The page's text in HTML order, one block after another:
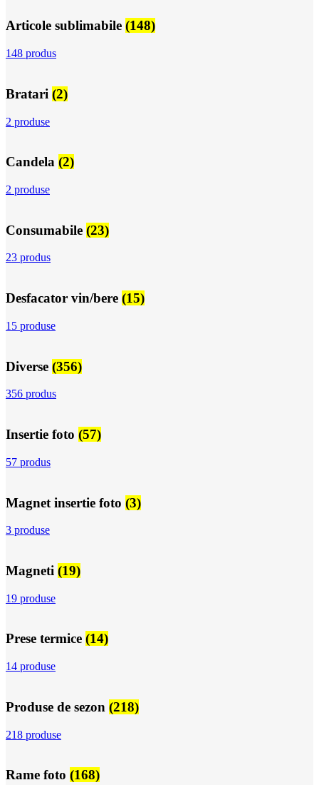
Articole sublimabile (148)
148 produs
Bratari (2)
2 produse
Candela (2)
2 produse
Consumabile (23)
23 produs
Desfacator vin/bere (15)
15 produse
Diverse (356)
356 produs
Insertie foto (57)
57 produs
Magnet insertie foto (3)
3 produse
Magneti (19)
19 produse
Prese termice (14)
14 produse
Produse de sezon (218)
218 produse
Rame foto (168)